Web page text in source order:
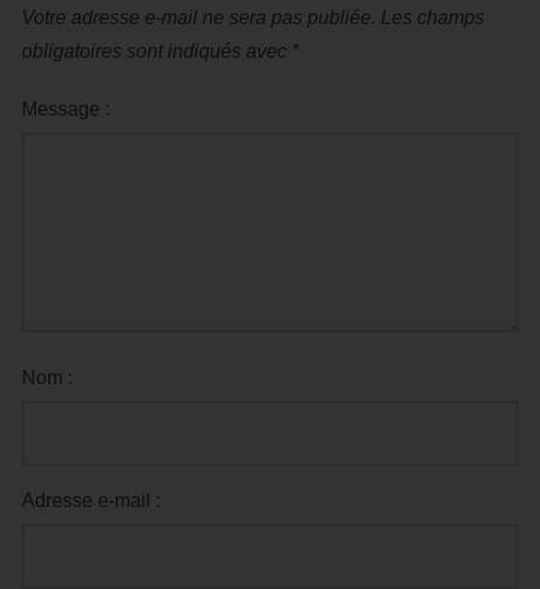
Votre adresse e-mail ne sera pas publiée. Les champs
obligatoires sont indiqués avec *
Message :
Nom :
Adresse e-mail :